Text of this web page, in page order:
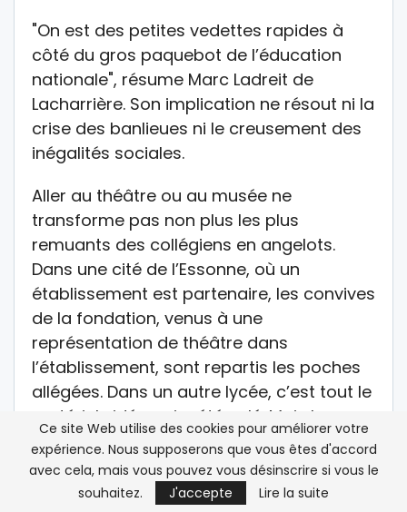
"On est des petites vedettes rapides à
côté du gros paquebot de l’éducation
nationale", résume Marc Ladreit de
Lacharrière. Son implication ne résout ni la
crise des banlieues ni le creusement des
inégalités sociales.
Aller au théâtre ou au musée ne
transforme pas non plus les plus
remuants des collégiens en angelots.
Dans une cité de l’Essonne, où un
établissement est partenaire, les convives
de la fondation, venus à une
représentation de théâtre dans
l’établissement, sont repartis les poches
allégées. Dans un autre lycée, c’est tout le
matériel vidéo qui a été volé. Mais la
directrice générale ne se décourage pas,
remet chaque matin l’ouvrage sur le
métier.
Ce site Web utilise des cookies pour améliorer votre
expérience. Nous supposerons que vous êtes d'accord
avec cela, mais vous pouvez vous désinscrire si vous le
souhaitez.
J'accepte Lire la suite